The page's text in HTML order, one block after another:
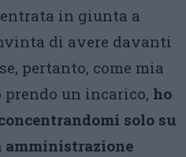
entrata in giunta a
di avere davanti
pertanto, come mia
un incarico, ho
solo su
amministrazione